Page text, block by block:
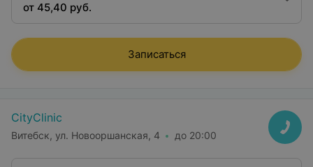
от 45,40 руб.
Записаться
CityClinic
Витебск, ул. Новооршанская, 4 до 20:00